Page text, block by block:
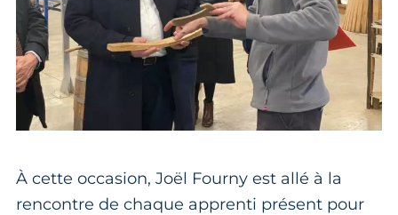
À cette occasion, Joël Fourny est allé à la
rencontre de chaque apprenti présent pour